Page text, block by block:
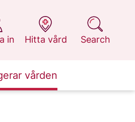
in
Hitta vård
at 1177.se
Search
at 1177.se
vården